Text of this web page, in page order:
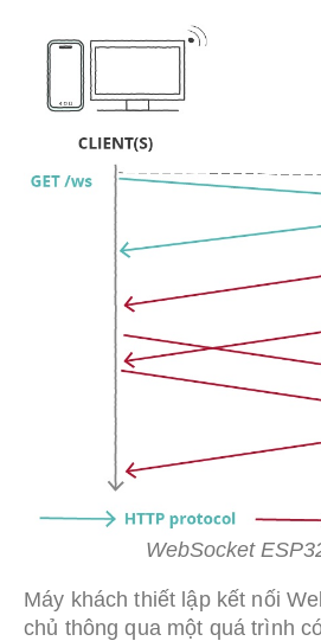
WebSocket
Máy khách thiết lập kết nối
chủ thông qua một quá trình